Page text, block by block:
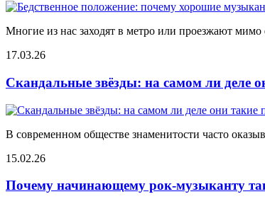
Многие из нас заходят в метро или проезжают
17.03.26
Скандальные звёзды: на самом ли деле
В современном обществе знаменитости часто
15.02.26
Почему начинающему рок-музыканту